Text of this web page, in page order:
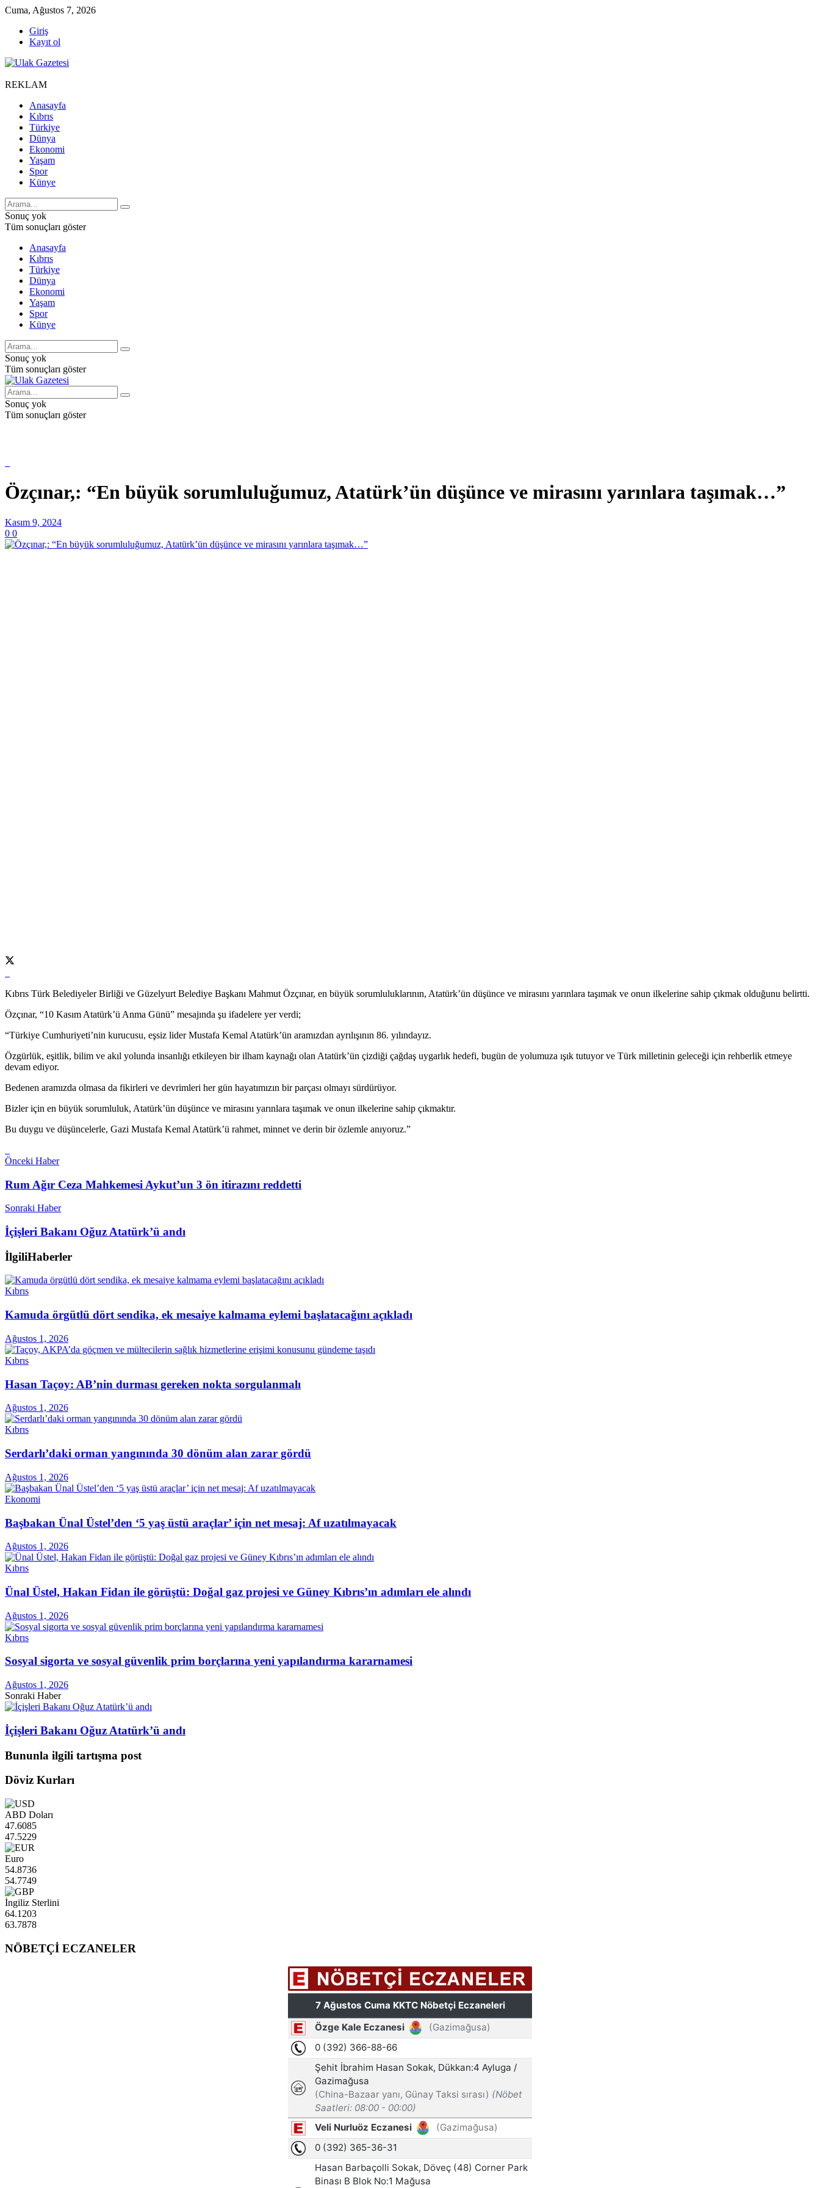
Cuma, Ağustos 7, 2026
Giriş
Kayıt ol
REKLAM
Anasayfa
Kıbrıs
Türkiye
Dünya
Ekonomi
Yaşam
Spor
Künye
Sonuç yok
Tüm sonuçları göster
Anasayfa
Kıbrıs
Türkiye
Dünya
Ekonomi
Yaşam
Spor
Künye
Sonuç yok
Tüm sonuçları göster
Sonuç yok
Tüm sonuçları göster
Özçınar,: “En büyük sorumluluğumuz, Atatürk’ün düşünce ve mirasını yarınlara taşımak…”
Kasım 9, 2024
0 0
Kıbrıs Türk Belediyeler Birliği ve Güzelyurt Belediye Başkanı Mahmut Özçınar, en büyük sorumluluklarının, Atatürk’ün düşünce ve mirasını yarınlara taşımak ve onun ilkelerine sahip çıkmak olduğunu belirtti.
Özçınar, “10 Kasım Atatürk’ü Anma Günü” mesajında şu ifadelere yer verdi;
“Türkiye Cumhuriyeti’nin kurucusu, eşsiz lider Mustafa Kemal Atatürk’ün aramızdan ayrılışının 86. yılındayız.
Özgürlük, eşitlik, bilim ve akıl yolunda insanlığı etkileyen bir ilham kaynağı olan Atatürk’ün çizdiği çağdaş uygarlık hedefi, bugün de yolumuza ışık tutuyor ve Türk milletinin geleceği için rehberlik etmeye
devam ediyor.
Bedenen aramızda olmasa da fikirleri ve devrimleri her gün hayatımızın bir parçası olmayı sürdürüyor.
Bizler için en büyük sorumluluk, Atatürk’ün düşünce ve mirasını yarınlara taşımak ve onun ilkelerine sahip çıkmaktır.
Bu duygu ve düşüncelerle, Gazi Mustafa Kemal Atatürk’ü rahmet, minnet ve derin bir özlemle anıyoruz.”
Önceki Haber
Rum Ağır Ceza Mahkemesi Aykut’un 3 ön itirazını reddetti
Sonraki Haber
İçişleri Bakanı Oğuz Atatürk’ü andı
İlgiliHaberler
Kıbrıs
Kamuda örgütlü dört sendika, ek mesaiye kalmama eylemi başlatacağını açıkladı
Ağustos 1, 2026
Kıbrıs
Hasan Taçoy: AB’nin durması gereken nokta sorgulanmalı
Ağustos 1, 2026
Kıbrıs
Serdarlı’daki orman yangınında 30 dönüm alan zarar gördü
Ağustos 1, 2026
Ekonomi
Başbakan Ünal Üstel’den ‘5 yaş üstü araçlar’ için net mesaj: Af uzatılmayacak
Ağustos 1, 2026
Kıbrıs
Ünal Üstel, Hakan Fidan ile görüştü: Doğal gaz projesi ve Güney Kıbrıs’ın adımları ele alındı
Ağustos 1, 2026
Kıbrıs
Sosyal sigorta ve sosyal güvenlik prim borçlarına yeni yapılandırma kararnamesi
Ağustos 1, 2026
Sonraki Haber
İçişleri Bakanı Oğuz Atatürk’ü andı
Bununla ilgili tartışma post
Döviz Kurları
ABD Doları
47.6085
47.5229
Euro
54.8736
54.7749
İngiliz Sterlini
64.1203
63.7878
NÖBETÇİ ECZANELER